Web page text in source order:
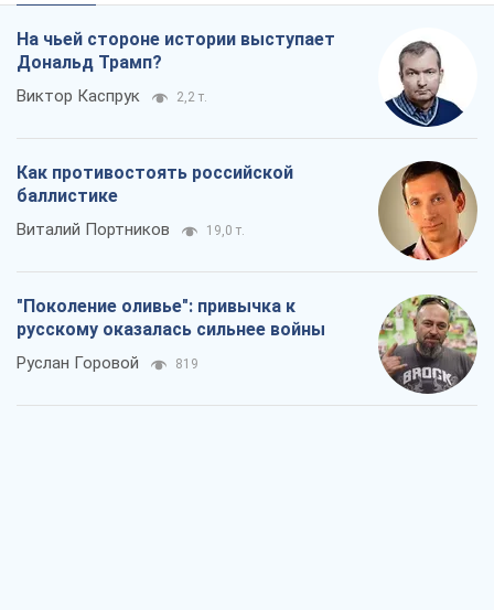
На чьей стороне истории выступает
Дональд Трамп?
Виктор Каспрук 2,2 т.
Как противостоять российской
баллистике
Виталий Портников 19,0 т.
"Поколение оливье": привычка к
русскому оказалась сильнее войны
Руслан Горовой 819